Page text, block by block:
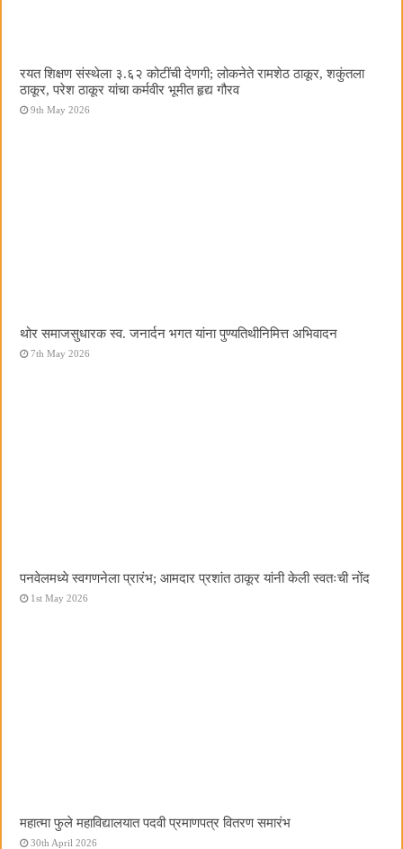
रयत शिक्षण संस्थेला ३.६२ कोटींची देणगी; लोकनेते रामशेठ ठाकूर, शकुंतला
ठाकूर, परेश ठाकूर यांचा कर्मवीर भूमीत हृद्य गौरव
9th May 2026
थोर समाजसुधारक स्व. जनार्दन भगत यांना पुण्यतिथीनिमित्त अभिवादन
7th May 2026
पनवेलमध्ये स्वगणनेला प्रारंभ; आमदार प्रशांत ठाकूर यांनी केली स्वतःची नोंद
1st May 2026
महात्मा फुले महाविद्यालयात पदवी प्रमाणपत्र वितरण समारंभ
30th April 2026